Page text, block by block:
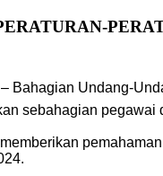
Bahagian Undang-
sebahagian